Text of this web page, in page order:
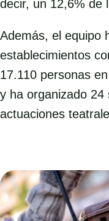
decir, un 12,6% de
Además, el equipo
establecimientos
17.110 personas
y ha organizado 24
actuaciones